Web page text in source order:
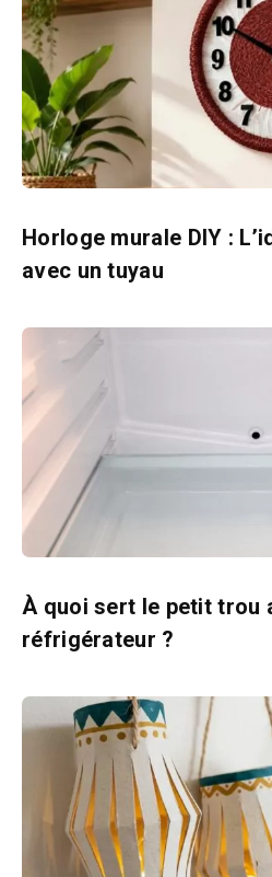
Horloge murale DIY :
avec un tuyau
À quoi sert le petit trou
réfrigérateur ?